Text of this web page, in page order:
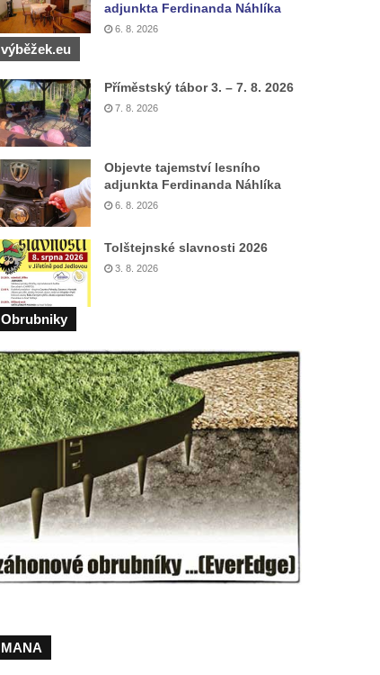
adjunkta Ferdinanda Náhlíka
6. 8. 2026
výběžek.eu
Příměstský tábor 3. – 7. 8. 2026
7. 8. 2026
Objevte tajemství lesního
adjunkta Ferdinanda Náhlíka
6. 8. 2026
Tolštejnské slavnosti 2026
3. 8. 2026
Obrubniky
MANA